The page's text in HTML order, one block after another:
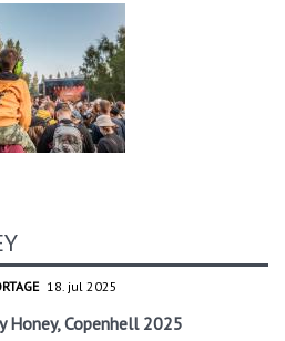
18. jul 2025
Honey, Copenhell 2025